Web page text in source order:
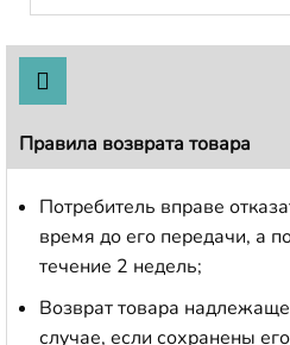
Правила возврата товара
Потребитель вправе
время до его передачи, а
течение 2 недель;
Возврат товара
случае, если сохранены